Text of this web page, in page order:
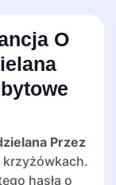
O
Przez
krzyżówkach.
hasła o